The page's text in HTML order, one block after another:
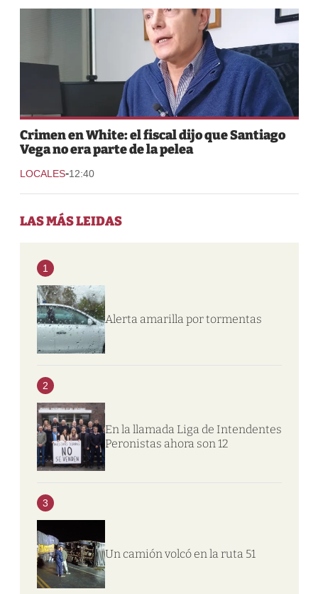
Crimen en White: el fiscal dijo que Santiago
Vega no era parte de la pelea
LOCALES-12:40
LAS MÁS LEIDAS
1
Alerta amarilla por tormentas
2
En la llamada Liga de Intendentes
Peronistas ahora son 12
3
Un camión volcó en la ruta 51